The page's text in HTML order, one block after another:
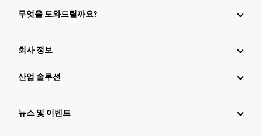
무엇을 도와드릴까요?
회사 정보
산업 솔루션
뉴스 및 이벤트